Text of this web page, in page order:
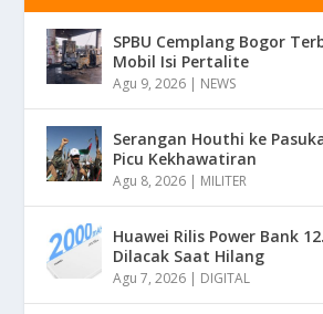
SPBU Cemplang Bogor
Mobil Isi Pertalite
Agu 9, 2026 | NEWS
Serangan Houthi ke
Picu Kekhawatiran
Agu 8, 2026 | MILITER
Huawei Rilis Power Bank
Dilacak Saat Hilang
Agu 7, 2026 | DIGITAL